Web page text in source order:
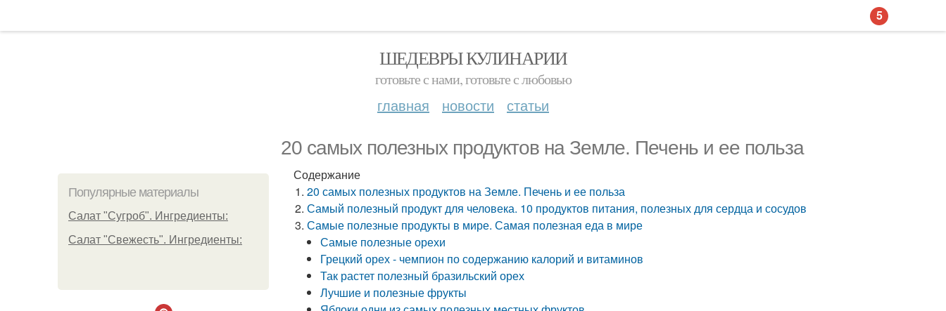
ШЕДЕВРЫ КУЛИНАРИИ
готовьте с нами, готовьте с любовью
главная новости статьи
20 самых полезных продуктов на Земле. Печень и ее польза
Популярные материалы
Салат "Сугроб". Ингредиенты:
Салат "Свежесть". Ингредиенты:
Содержание
20 самых полезных продуктов на Земле. Печень и ее польза
Самый полезный продукт для человека. 10 продуктов питания, полезных для сердца и сосудов
Самые полезные продукты в мире. Самая полезная еда в мире
Самые полезные орехи
Грецкий орех - чемпион по содержанию калорий и витаминов
Так растет полезный бразильский орех
Лучшие и полезные фрукты
5